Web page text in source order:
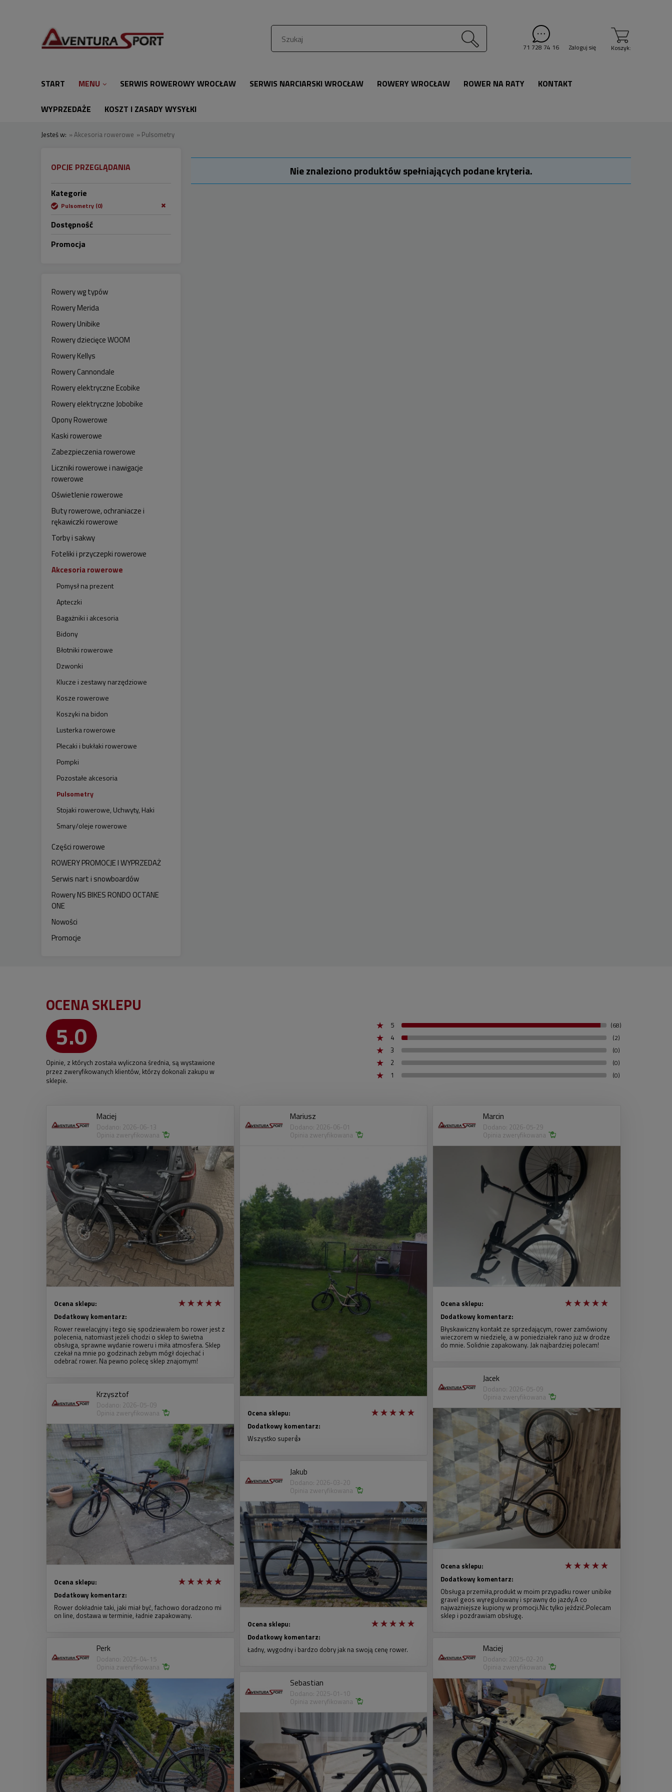
Koszyk:
71 728 74 16 Zaloguj się
START MENU SERWIS ROWEROWY WROCŁAW SERWIS NARCIARSKI WROCŁAW ROWERY WROCŁAW ROWER NA RATY KONTAKT
WYPRZEDAŻE KOSZT I ZASADY WYSYŁKI
Jesteś w: »Akcesoria rowerowe » Pulsometry
OPCJE PRZEGLĄDANIA
Kategorie
Pulsometry (0)
Dostępność
Promocja
Rowery wg typów
Rowery Merida
Rowery Unibike
Rowery dziecięce WOOM
Rowery Kellys
Rowery Cannondale
Rowery elektryczne Ecobike
Rowery elektryczne Jobobike
Opony Rowerowe
Kaski rowerowe
Zabezpieczenia rowerowe
Liczniki rowerowe i nawigacje
rowerowe
Oświetlenie rowerowe
Buty rowerowe, ochraniacze i
rękawiczki rowerowe
Torby i sakwy
Foteliki i przyczepki rowerowe
Akcesoria rowerowe
Pomysł na prezent
Apteczki
Bagażniki i akcesoria
Bidony
Błotniki rowerowe
Dzwonki
Klucze i zestawy narzędziowe
Kosze rowerowe
Koszyki na bidon
Lusterka rowerowe
Plecaki i bukłaki rowerowe
Pompki
Pozostałe akcesoria
Pulsometry
Stojaki rowerowe, Uchwyty, Haki
Smary/oleje rowerowe
Części rowerowe
ROWERY PROMOCJE I WYPRZEDAŻ
Serwis nart i snowboardów
Rowery NS BIKES RONDO OCTANE
ONE
Nowości
Promocje
Nie znaleziono produktów spełniających podane kryteria.
OCENA SKLEPU
5.0
Opinie, z których została wyliczona średnia, są wystawione
przez zweryfikowanych klientów, którzy dokonali zakupu w
sklepie.
5 (68)
4 (2)
3 (0)
2 (0)
1 (0)
Maciej
Dodano: 2026-06-13
Opinia zweryfikowana
Ocena sklepu:
Dodatkowy komentarz:
Rower rewelacyjny i tego się spodziewałem bo rower jest z
polecenia, natomiast jeżeli chodzi o sklep to świetna
obsługa, sprawne wydanie roweru i miła atmosfera. Sklep
czekał na mnie po godzinach żebym mógł dojechać i
odebrać rower. Na pewno polecę sklep znajomym!
Mariusz
Dodano: 2026-06-01
Opinia zweryfikowana
Ocena sklepu:
Dodatkowy komentarz:
Wszystko super👍
Marcin
Dodano: 2026-05-29
Opinia zweryfikowana
Ocena sklepu:
Dodatkowy komentarz:
Błyskawiczny kontakt ze sprzedającym, rower zamówiony
wieczorem w niedzielę, a w poniedziałek rano już w drodze
do mnie. Solidnie zapakowany. Jak najbardziej polecam!
Jacek
Dodano: 2026-05-09
Opinia zweryfikowana
Ocena sklepu:
Dodatkowy komentarz:
Obsługa przemiła,produkt w moim przypadku rower unibike
gravel geos wyregulowany i sprawny do jazdy.A co
najważniejsze kupiony w promocji.Nic tylko jeździć.Polecam
sklep i pozdrawiam obsługę.
Krzysztof
Dodano: 2026-05-09
Opinia zweryfikowana
Ocena sklepu:
Dodatkowy komentarz:
Rower dokładnie taki, jaki miał być, fachowo doradzono mi
on line, dostawa w terminie, ładnie zapakowany.
Jakub
Dodano: 2026-03-20
Opinia zweryfikowana
Ocena sklepu:
Dodatkowy komentarz:
Ładny, wygodny i bardzo dobry jak na swoją cenę rower.
Perk
Dodano: 2025-04-15
Opinia zweryfikowana
Maciej
Dodano: 2025-02-20
Opinia zweryfikowana
Sebastian
Dodano: 2025-01-10
Opinia zweryfikowana